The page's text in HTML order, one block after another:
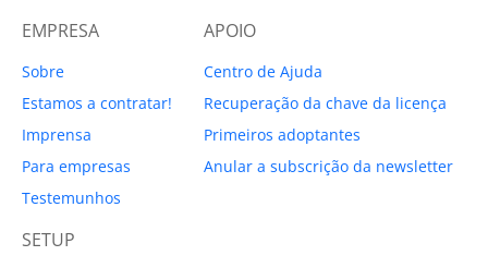
EMPRESA
Sobre
Estamos a contratar!
Imprensa
Para empresas
Testemunhos
APOIO
Centro de Ajuda
Recuperação da chave da licença
Primeiros adoptantes
Anular a subscrição da newsletter
SETUP